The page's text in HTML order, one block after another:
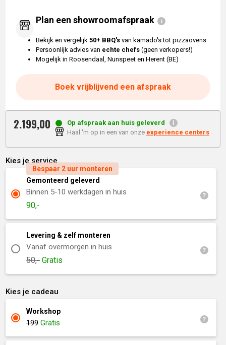
2.199,00
Op afspraak aan huis geleverd
Haal 'm op in een van onze experience centers
Kies je service
Gemonteerd geleverd
Binnen 5-10 werkdagen in huis
90,-
Bespaar 2 uur monteren
Levering & zelf monteren
Vanaf overmorgen in huis
50,- Gratis
Kies je cadeau
Workshop
199Gratis
Plan een showroomafspraak
Bekijk en vergelijk50+ BBQ's van kamado's tot pizzaovens
Persoonlijk advies van echte chefs (geen verkopers!)
Mogelijk in Roosendaal, Nunspeet en Herent (BE)
Boek vrijblijvend een afspraak